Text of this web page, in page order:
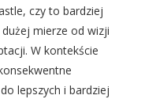
czy to bardziej
mierze od wizji
W kontekście
lepszych i bardziej